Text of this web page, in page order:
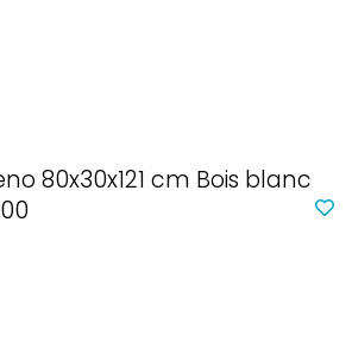
80x30x121 cm Bois blanc